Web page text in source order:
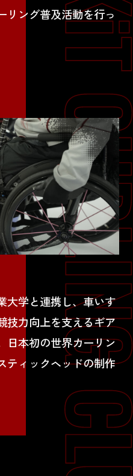
リング普及活動を行っ
大学と連携し、車いす
技力向上を支えるギア
日本初の世界カーリン
ティックヘッドの制作